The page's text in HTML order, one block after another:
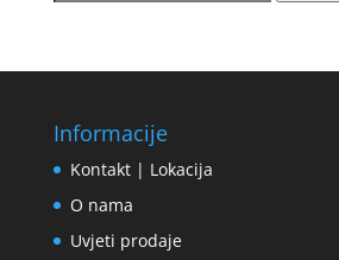
Informacije
Kontakt | Lokacija
O nama
Uvjeti prodaje